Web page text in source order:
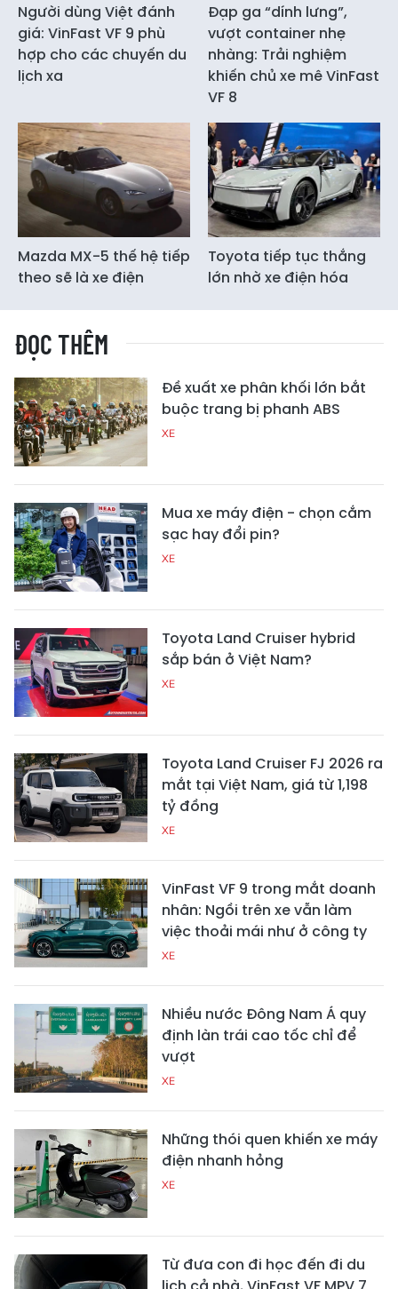
Người dùng Việt đánh
giá: VinFast VF 9 phù
hợp cho các chuyến du
lịch xa
Đạp ga “dính lưng”,
vượt container nhẹ
nhàng: Trải nghiệm
khiến chủ xe mê VinFast
VF 8
Mazda MX-5 thế hệ tiếp
theo sẽ là xe điện
Toyota tiếp tục thắng
lớn nhờ xe điện hóa
ĐỌC THÊM
Đề xuất xe phân khối lớn bắt
buộc trang bị phanh ABS
XE
Mua xe máy điện - chọn cắm
sạc hay đổi pin?
XE
Toyota Land Cruiser hybrid
sắp bán ở Việt Nam?
XE
Toyota Land Cruiser FJ 2026 ra
mắt tại Việt Nam, giá từ 1,198
tỷ đồng
XE
VinFast VF 9 trong mắt doanh
nhân: Ngồi trên xe vẫn làm
việc thoải mái như ở công ty
XE
Nhiều nước Đông Nam Á quy
định làn trái cao tốc chỉ để
vượt
XE
Những thói quen khiến xe máy
điện nhanh hỏng
XE
Từ đưa con đi học đến đi du